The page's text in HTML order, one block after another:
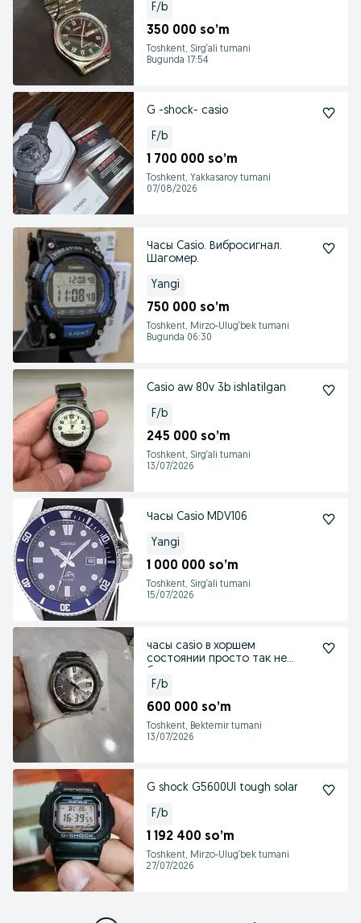
F/b
350 000 so’m
Toshkent, Sirg‘ali tumani
Bugunda 17:54
G -shock- casio
F/b
1 700 000 so’m
Toshkent, Yakkasaroy tumani
07/08/2026
Часы Casio. Вибросигнал.
Шагомер.
Yangi
750 000 so’m
Toshkent, Mirzo-Ulug‘bek tumani
Bugunda 06:30
Casio aw 80v 3b ishlatilgan
F/b
245 000 so’m
Toshkent, Sirg‘ali tumani
13/07/2026
Часы Casio MDV106
Yangi
1 000 000 so’m
Toshkent, Sirg‘ali tumani
15/07/2026
часы casio в хоршем
состоянии просто так не
F/b
600 000 so’m
Toshkent, Bektemir tumani
13/07/2026
G shock G5600Ul tough solar
F/b
1 192 400 so’m
Toshkent, Mirzo-Ulug‘bek tumani
27/07/2026